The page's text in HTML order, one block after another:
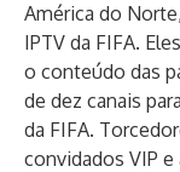
América do
IPTV da FIFA.
o conteúdo das
de dez canais
da FIFA.
convidados VIP